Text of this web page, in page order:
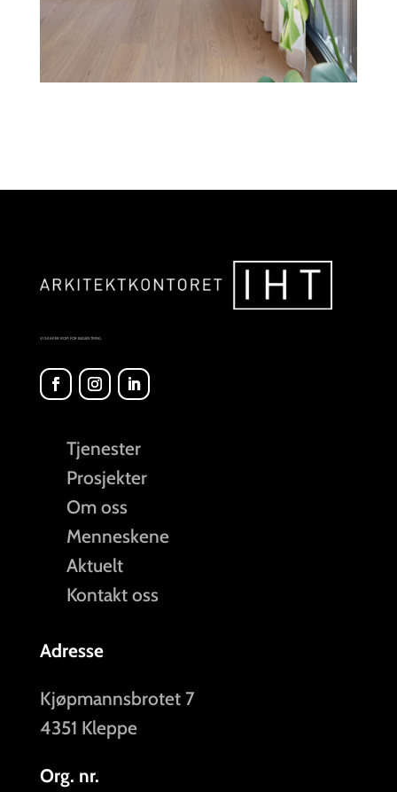
VI SKAPER ROM FOR BEGEISTRING
Tjenester
Prosjekter
Om oss
Menneskene
Aktuelt
Kontakt oss
Adresse
Kjøpmannsbrotet 7
4351 Kleppe
Org. nr.